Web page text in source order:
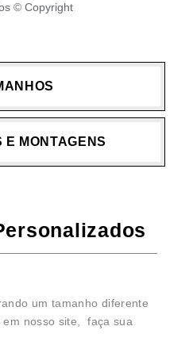
© Copyright
E MONTAGENS
um tamanho diferente
em nosso site, faça sua